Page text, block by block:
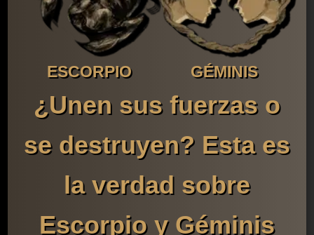
ESCORPIO GÉMINIS
¿Unen sus fuerzas o
se destruyen? Esta es
la verdad sobre
Escorpio y Géminis